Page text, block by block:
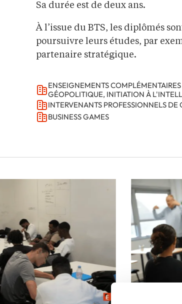
Sa durée est de deux ans.
À l’issue du BTS, les diplômés
poursuivre leurs études, par
partenaire stratégique.
ENSEIGNEMENTS
GÉOPOLITIQUE, INITIATION À
INTERVENANTS PROFESSIONNELS
BUSINESS GAMES